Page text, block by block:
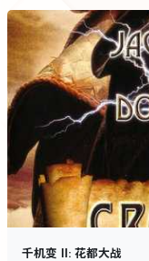
千机变 II: 花都大战